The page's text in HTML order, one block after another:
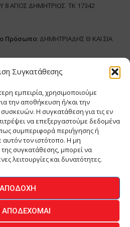
Συγκατάθεσης
εμπειρία, χρησιμοποιούμε
την αποθήκευση ή/και την
Η συγκατάθεση για τις εν
να επεξεργαστούμε δεδομένα
συμπεριφορά περιήγησης ή
τον ιστότοπο. Η μη
συγκατάθεσης, μπορεί να
λειτουργίες και δυνατότητες.
ΑΠΟΔΟΧΉ
ΑΠΟΔΈΧΟΜΑΙ
8 ΑΓΙΟΣ ΔΗΜΗΤΡΙΟΣ ΤΚ 17342
Πρόσωπο: ΔΗΜΗΤΡΙΑΔΗΣ Θ ΚΑΙ ΣΙΑ
ΑΝΤΩΝΙΟΥ
Θ ΚΑΙ ΣΙΑ ΜΟΝΟΠΡΟΣΩΠΗ ΙΚΕ